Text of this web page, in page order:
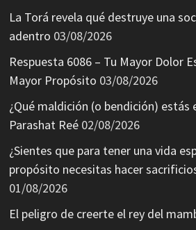
La Torá revela qué destruye una
adentro 03/08/2026
Respuesta 6086 – Tu Mayor Dolor
Mayor Propósito 03/08/2026
¿Qué maldición (o bendición) estás
Parashat Reé 02/08/2026
¿Sientes que para tener una vida
propósito necesitas hacer
01/08/2026
El peligro de creerte el rey del